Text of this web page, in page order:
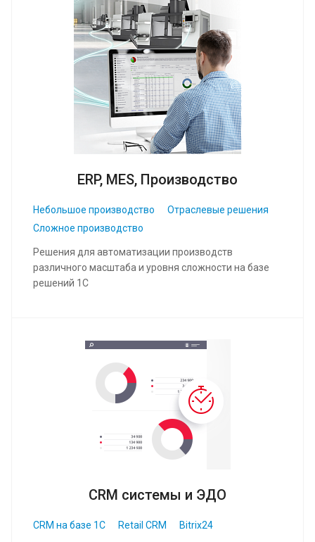
ERP, MES, Производство
Небольшое производство
Отраслевые решения
Сложное производство
Решения для автоматизации производств
различного масштаба и уровня сложности на базе
решений 1С
CRM системы и ЭДО
CRM на базе 1С Retail CRM Bitrix24